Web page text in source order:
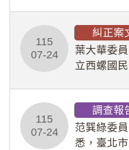
業把關與
告漏未審
115
07-24
糾正案
葉大華委
立西螺國
教羽球隊
事件處理
115
07-24
調查報
范巽綠委
悉，臺北